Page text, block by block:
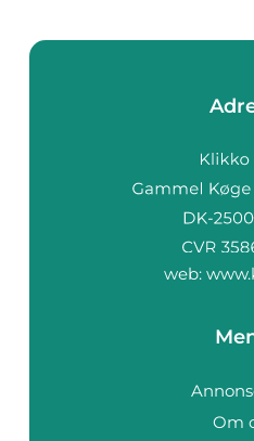
web:
Om